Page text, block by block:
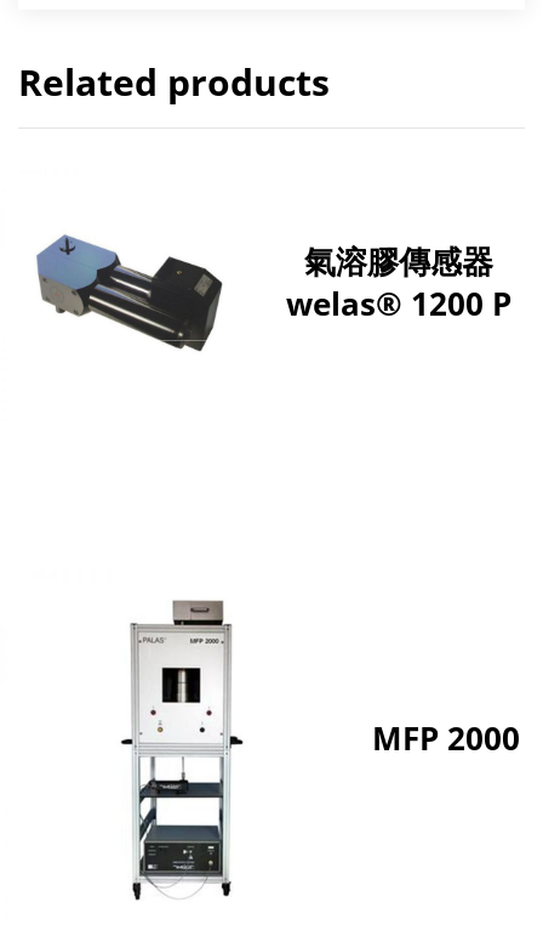
Related products
氣溶膠傳感器
welas® 1200 P
MFP 2000